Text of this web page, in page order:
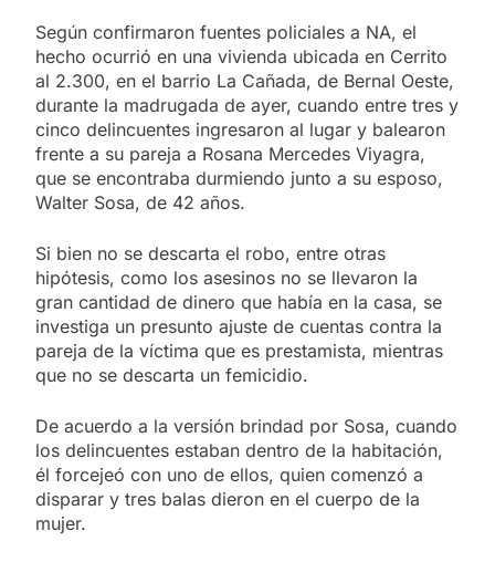
Según confirmaron fuentes policiales a NA, el
hecho ocurrió en una vivienda ubicada en Cerrito
al 2.300, en el barrio La Cañada, de Bernal Oeste,
durante la madrugada de ayer, cuando entre tres y
cinco delincuentes ingresaron al lugar y balearon
frente a su pareja a Rosana Mercedes Viyagra,
que se encontraba durmiendo junto a su esposo,
Walter Sosa, de 42 años.
Si bien no se descarta el robo, entre otras
hipótesis, como los asesinos no se llevaron la
gran cantidad de dinero que había en la casa, se
investiga un presunto ajuste de cuentas contra la
pareja de la víctima que es prestamista, mientras
que no se descarta un femicidio.
De acuerdo a la versión brindad por Sosa, cuando
los delincuentes estaban dentro de la habitación,
él forcejeó con uno de ellos, quien comenzó a
disparar y tres balas dieron en el cuerpo de la
mujer.